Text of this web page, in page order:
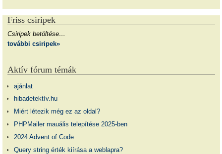
Friss csiripek
Csiripek betöltése…
további csiripek»
Aktív fórum témák
ajánlat
hibadetektív.hu
Miért létezik még ez az oldal?
PHPMailer mauális telepítése 2025-ben
2024 Advent of Code
Query string érték kiírása a weblapra?